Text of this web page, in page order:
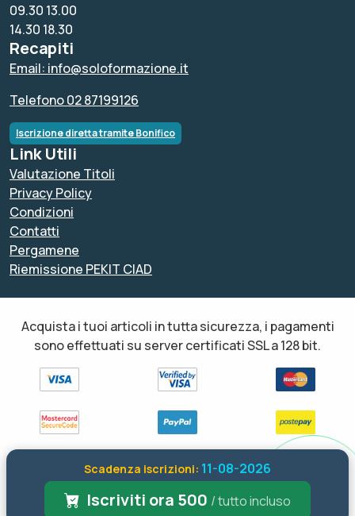
Scadenza iscrizioni: 11-08-2026
Iscriviti ora 500 / tutto incluso
09.30 13.00
14.30 18.30
Recapiti
Email: info@soloformazione.it
Telefono 02 87199126
Iscrizione diretta tramite Bonifico
Link Utili
Valutazione Titoli
Privacy Policy
Condizioni
Contatti
Pergamene
Riemissione PEKIT CIAD
Acquista i tuoi articoli in tutta sicurezza, i pagamenti
sono effettuati su server certificati SSL a 128 bit.
Tutti i diritti sono riservati ed è vietata anche la riproduzione
parziale. Il layout e le schede informative, sia web che inviate via
email sono di proprietà di soloformazione.it pertanto è fatto